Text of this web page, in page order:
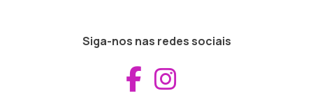
Siga-nos nas redes sociais
Aceder ao